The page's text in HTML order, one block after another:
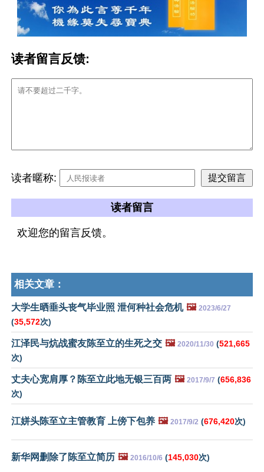
读者留言反馈:
读者暱称:
读者留言
欢迎您的留言反馈。
相关文章：
大学生晒垂头丧气毕业照 泄何种社会危机 🖼️ 2023/6/27
(35,572次)
江泽民与炕战蜜友陈至立的生死之交 🖼️ 2020/11/30 (521,665
次)
丈夫心宽肩厚？陈至立此地无银三百两 🖼️ 2017/9/7 (656,836
次)
江姘头陈至立主管教育 上傍下包养 🖼️ 2017/9/2 (676,420次)
新华网删除了陈至立简历 🖼️ 2016/10/6 (145,030次)